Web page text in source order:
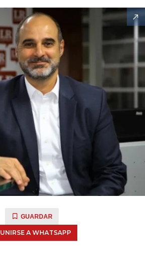
GUARDAR
UNIRSE A WHATSAPP